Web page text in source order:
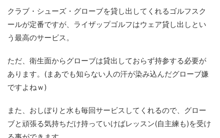
クラブ・シューズ・グローブを貸し出してくれるゴルフスク
ールが定番ですが、ライザップゴルフはウェア貸し出しとい
う最高のサービス。
ただ、衛生面からグローブは貸出しておらず持参する必要が
あります。(まあでも知らない人の汗が染み込んだグローブ嫌
ですよねｗ)
また、おしぼりと水も毎回サービスしてくれるので、グロー
ブと頑張る気持ちだけ持っていけばレッスン(自主練も)を受け